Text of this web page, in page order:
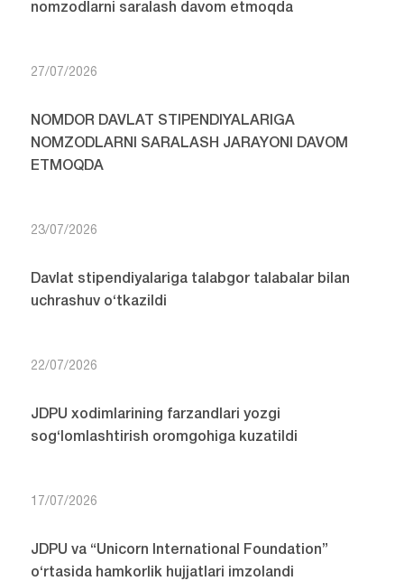
nomzodlarni saralash davom etmoqda
27/07/2026
NOMDOR DAVLAT STIPENDIYALARIGA
NOMZODLARNI SARALASH JARAYONI DAVOM
ETMOQDA
23/07/2026
Davlat stipendiyalariga talabgor talabalar bilan
uchrashuv o‘tkazildi
22/07/2026
JDPU xodimlarining farzandlari yozgi
sog‘lomlashtirish oromgohiga kuzatildi
17/07/2026
JDPU va “Unicorn International Foundation”
o‘rtasida hamkorlik hujjatlari imzolandi